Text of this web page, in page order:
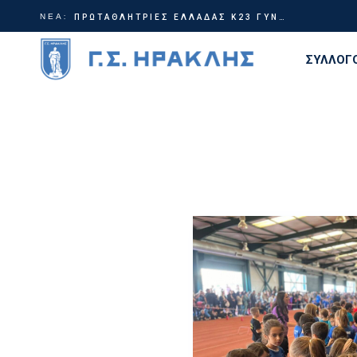
ΝΕΑ:Γίνε μέρος της ιστορίας | Χορηγικά πακέτα ΗρακλήςTable Tennis